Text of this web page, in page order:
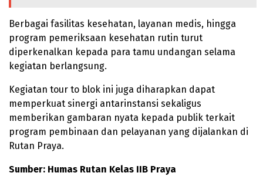
Berbagai fasilitas kesehatan, layanan medis, hingga
program pemeriksaan kesehatan rutin turut
diperkenalkan kepada para tamu undangan selama
kegiatan berlangsung.
Kegiatan tour to blok ini juga diharapkan dapat
memperkuat sinergi antarinstansi sekaligus
memberikan gambaran nyata kepada publik terkait
program pembinaan dan pelayanan yang dijalankan di
Rutan Praya.
Sumber: Humas Rutan Kelas IIB Praya